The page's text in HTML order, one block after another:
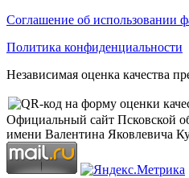
Соглашение об использовании
Политика конфиденциальности
Независимая оценка качества
Официальный сайт Псковской
имени Валентина Яковлевича